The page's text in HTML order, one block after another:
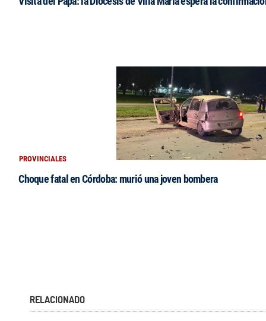
PROVINCIALES
Choque fatal en Córdoba: murió una joven bombera
RELACIONADO